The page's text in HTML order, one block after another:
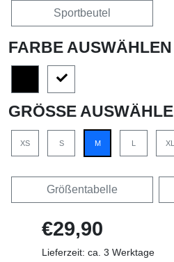
Sportbeutel
FARBE AUSWÄHLEN
GRÖSSE AUSWÄHLEN
XS S M L XL
Größentabelle
€29,90
Lieferzeit: ca. 3 Werktage